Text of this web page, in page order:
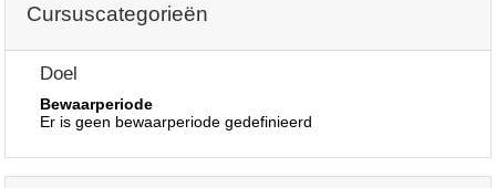
Cursuscategorieën
Doel
Bewaarperiode
Er is geen bewaarperiode gedefinieerd